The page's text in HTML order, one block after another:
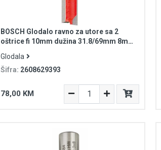
BOSCH Glodalo ravno za utore sa 2
oštrice fi 10mm dužina 31.8/69mm 8mm
Glodala
Šifra: 2608629393
78,00 KM